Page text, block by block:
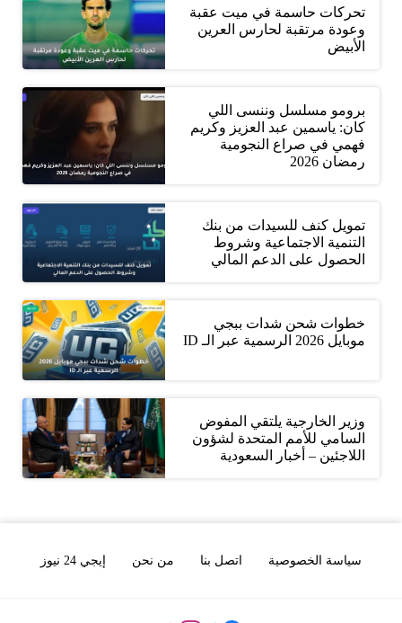
تحركات حاسمة في ميت عقبة
وعودة مرتقبة لحارس العرين
الأبيض
برومو مسلسل وننسى اللي
كان: ياسمين عبد العزيز وكريم
فهمي في صراع النجومية
رمضان 2026
تمويل كنف للسيدات من بنك
التنمية الاجتماعية وشروط
الحصول على الدعم المالي
خطوات شحن شدات ببجي
موبايل 2026 الرسمية عبر الـ ID
وزير الخارجية يلتقي المفوض
السامي للأمم المتحدة لشؤون
اللاجئين – أخبار السعودية
سياسة الخصوصية اتصل بنا من نحن إيجي 24 نيوز